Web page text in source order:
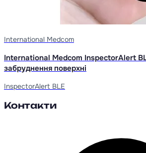
International Medcom
International Medcom InspectorAlert
забруднення поверхні
InspectorAlert BLE
Контакти